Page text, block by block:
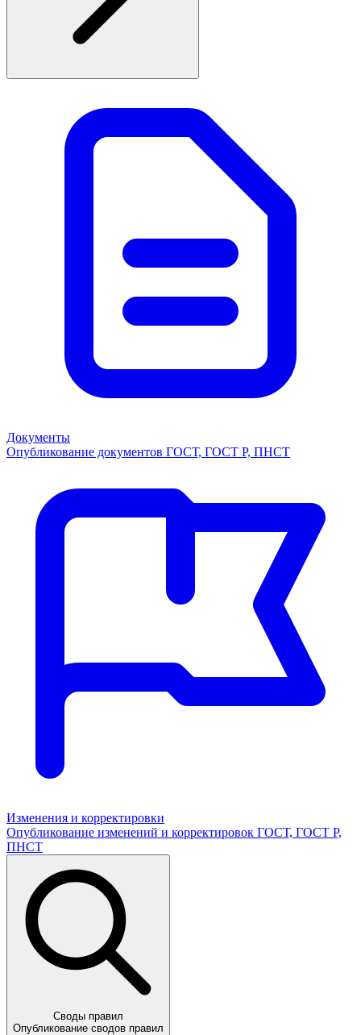
Документы
Опубликование документов ГОСТ, ГОСТ Р, ПНСТ
Изменения и корректировки
Опубликование изменений и корректировок ГОСТ, ГОСТ Р,
ПНСТ
Своды правил
Опубликование сводов правил